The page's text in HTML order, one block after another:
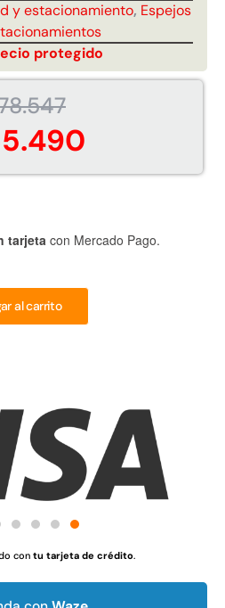
y estacionamiento, Espejos
protegido
tarjeta con Mercado Pago.
al carrito
con tu tarjeta de crédito.
QplayGround
Pasto sintético ornamental
4,57*30,48mts